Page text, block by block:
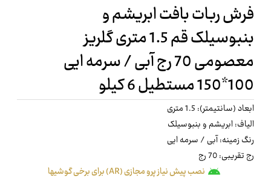
فرش ربات بافت ابریشم و
بنبوسیلک قم 1.5 متری گلریز
معصومی 70 رج آبی / سرمه ایی
100*150 مستطیل 6 کیلو
ابعاد (سانتیمتر): 1.5 متری
الیاف: ابریشم و بنبوسیلک
رنگ زمینه: آبی / سرمه ایی
رج تقریبی: 70 رج
نصب پیش نیاز پرو مجازی (AR) برای برخی گوشیها